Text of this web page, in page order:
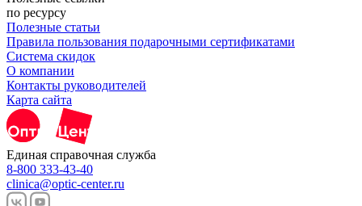
по ресурсу
Полезные статьи
Правила пользования подарочными сертификатами
Система скидок
О компании
Контакты руководителей
Карта сайта
Единая справочная служба
8-800 333-43-40
clinica@optic-center.ru